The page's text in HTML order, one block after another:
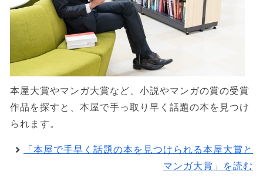
本屋大賞やマンガ大賞など、小説やマンガの賞の受賞
作品を探すと、本屋で手っ取り早く話題の本を見つけ
られます。
「本屋で手早く話題の本を見つけられる本屋大賞と
マンガ大賞」を読む